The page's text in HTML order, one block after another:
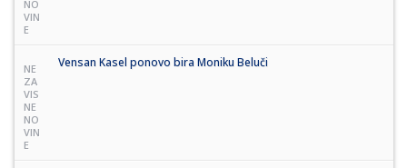
NO
VIN
E
NE
ZA
VIS
NE
NO
VIN
E
Vensan Kasel ponovo bira Moniku Beluči